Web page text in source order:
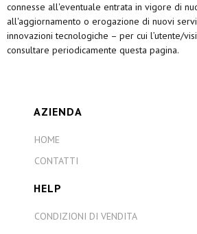
connesse all'eventuale entrata in vigore di
all'aggiornamento o erogazione di nuovi
innovazioni tecnologiche – per cui l’utente/
consultare periodicamente questa pagina.
AZIENDA
HOME
CONTATTI
HELP
CONDIZIONI DI VENDITA